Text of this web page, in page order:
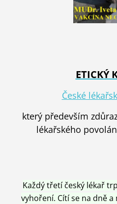
ETICKÝ
České
který především
lékařského
Každý třetí český lékař
vyhoření. Cítí se na dně